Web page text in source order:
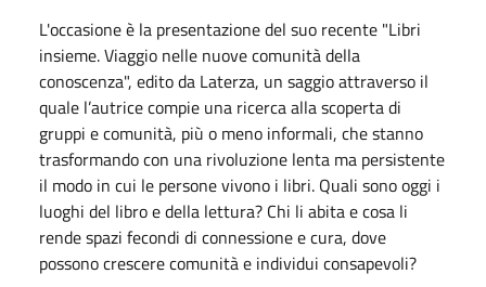
L'occasione è la presentazione del suo recente "Libri
insieme. Viaggio nelle nuove comunità della
conoscenza", edito da Laterza, un saggio attraverso il
quale l’autrice compie una ricerca alla scoperta di
gruppi e comunità, più o meno informali, che stanno
trasformando con una rivoluzione lenta ma persistente
il modo in cui le persone vivono i libri. Quali sono oggi i
luoghi del libro e della lettura? Chi li abita e cosa li
rende spazi fecondi di connessione e cura, dove
possono crescere comunità e individui consapevoli?